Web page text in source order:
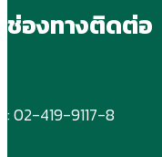
ช่องทางติดต่อ
: 02-419-9117-8